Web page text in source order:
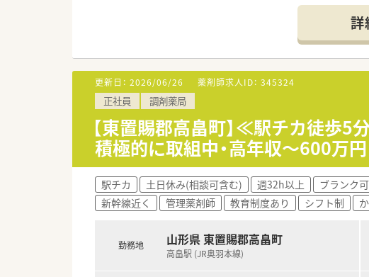
新規契約は増加傾向にありますが、まだ
同社では「在宅支援チーム」を設けてお
◇『一緒に成長する』ための研修制度◇
同社では医療事務の方と一緒に研修を行
そのため、同期との関係をしっかり築くこ
他にも、海外研修や介護施設への研修も行
更に、今後を担う薬剤師へ成長して頂く
◆着実にキャリアアップ◆
現場から本部でキャリアチェンジする方
人事考課制度は、自身で立てた目標に対
れる会社です！
＼ こんな方を歓迎します！ ／
☆在宅医療に携わった経験がある方、あ
★管理薬剤師の経験を活かしたい方、あ
詳
更新日： 2026/06/26 薬剤師求人ID： 345324
正社員 調剤薬局
【東置賜郡高畠町】≪駅チカ徒歩
積極的に取組中・高年収～600万
駅チカ 土日休み(相談可含む) 週32h以上 ブランク可
新幹線近く
管理薬剤師 教育制度あり シフト制
勤務地 山形県 東置賜郡高畠町
高畠駅 (JR奥羽本線)